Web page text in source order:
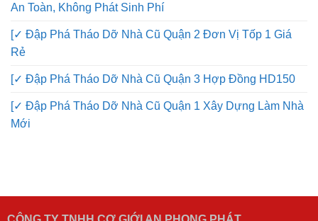
An Toàn, Không Phát Sinh Phí
[✓ Đập Phá Tháo Dỡ Nhà Cũ Quận 2 Đơn Vị Tốp 1 Giá
Rẻ
[✓ Đập Phá Tháo Dỡ Nhà Cũ Quận 3 Hợp Đồng HD150
[✓ Đập Phá Tháo Dỡ Nhà Cũ Quận 1 Xây Dựng Làm Nhà
Mới